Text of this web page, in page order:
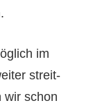
im
stre­i­t­
wir schon